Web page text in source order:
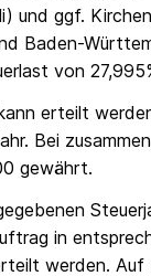
und ggf.
Baden-
von
erteilt
Bei
gewährt.
in
werden. Auf